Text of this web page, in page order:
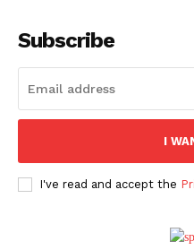
О нас
Политика
Subscribe
I
I've read and accept the